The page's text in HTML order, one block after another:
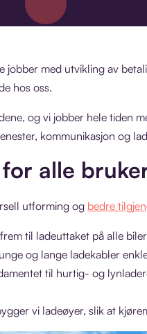
jobber med utvikling av
hos oss.
og vi jobber hele tiden
kommunikasjon og
alle
utforming og bedre
til ladeuttaket på alle
og lange ladekabler
til hurtig- og
vi ladeøyer, slik at